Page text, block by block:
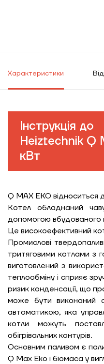
Характеристики
Інструкція до
Heiztechnik Q
кВт
Q MAX EKO відноситься
Котел обладнаний
допомогою вбудованого
Це високоефективний
Промислові
тритяговими котлами з
виготовлений з
теплообміну і сприяє
ризик конденсації, що
може бути виконаний
автоматикою, яка
котли можуть
обігрівальних контурів.
Основним паливом є
Q Max Eko і біомаса у